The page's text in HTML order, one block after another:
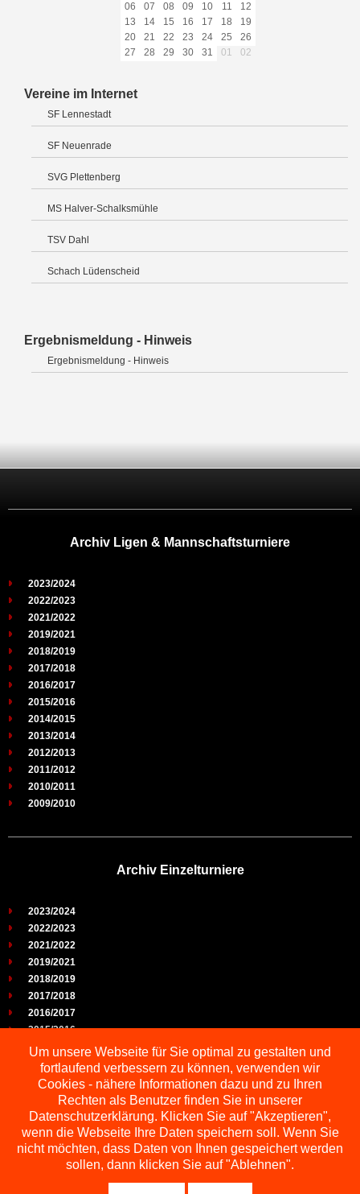
06
07 08 09 10 11
12
13
14 15 16 17 18
19
20
21 22 23 24 25
26
27
28 29 30 31 01 02
Vereine im Internet
SF Lennestadt
SF Neuenrade
SVG Plettenberg
MS Halver-Schalksmühle
TSV Dahl
Schach Lüdenscheid
Ergebnismeldung - Hinweis
Ergebnismeldung - Hinweis
Archiv Ligen & Mannschaftsturniere
2023/2024
2022/2023
2021/2022
2019/2021
2018/2019
2017/2018
2016/2017
2015/2016
2014/2015
2013/2014
2012/2013
2011/2012
2010/2011
2009/2010
Archiv Einzelturniere
2023/2024
2022/2023
2021/2022
2019/2021
2018/2019
2017/2018
2016/2017
2015/2016
2014/2015
2013/2014
2012/2013
2011/2012
2010/2011
2009/2010
Um unsere Webseite für Sie optimal zu gestalten und
fortlaufend verbessern zu können, verwenden wir
Cookies - nähere Informationen dazu und zu Ihren
Rechten als Benutzer finden Sie in unserer
Datenschutzerklärung. Klicken Sie auf "Akzeptieren",
wenn die Webseite Ihre Daten speichern soll. Wenn Sie
nicht möchten, dass Daten von Ihnen gespeichert werden
sollen, dann klicken Sie auf "Ablehnen".